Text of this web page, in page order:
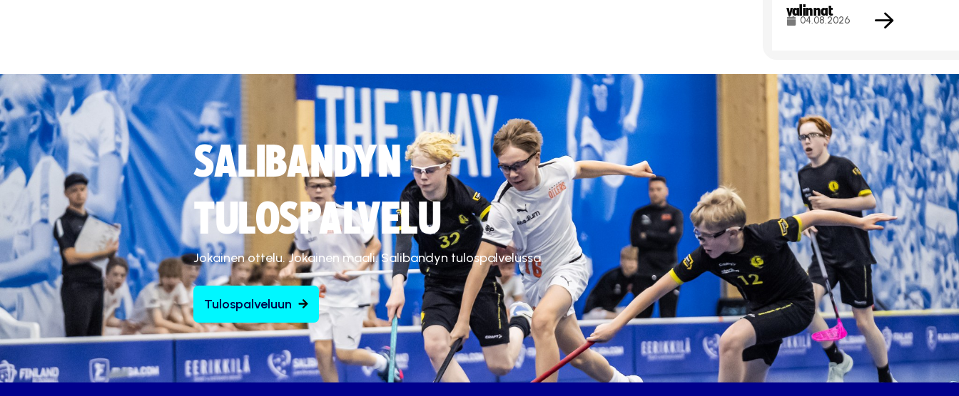
valinnat
04.08.2026
SALIBANDYN
TULOSPALVELU
Jokainen ottelu. Jokainen maali. Salibandyn tulospalvelussa.
Tulospalveluun